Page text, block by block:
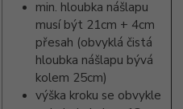
min. hloubka nášlapu
musí být 21cm + 4cm
přesah (obvyklá čistá
hloubka nášlapu bývá
kolem 25cm)
výška kroku se obvykle